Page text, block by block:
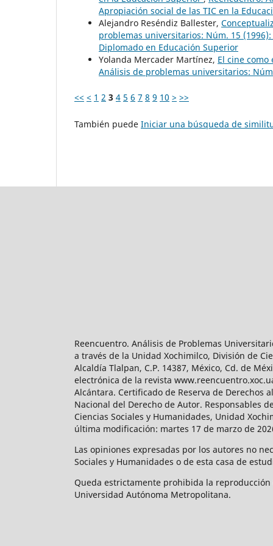
Apropiación social de las TIC en la
Alejandro Reséndiz Ballester,
problemas universitarios: Núm. 15
Diplomado en Educación Superior
Yolanda Mercader Martínez, El cine
Análisis de problemas universitarios:
<< < 1 2 3 4 5 6 7 8 9 10 > >>
También puede Iniciar una búsqueda de
Reencuentro. Análisis de Problemas
a través de la Unidad Xochimilco, División de
Alcaldía Tlalpan, C.P. 14387, México, Cd. de
electrónica de la revista
Alcántara. Certificado de Reserva de Derechos
Nacional del Derecho de Autor. Responsables
Ciencias Sociales y Humanidades, Unidad
última modificación: martes 17 de marzo de
Las opiniones expresadas por los autores no
Sociales y Humanidades o de esta casa de
Queda estrictamente prohibida la
Universidad Autónoma Metropolitana.